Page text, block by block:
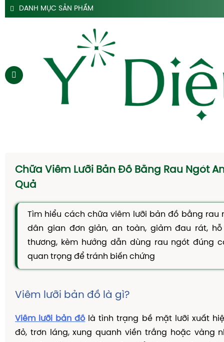
DANH MỤC SẢN PHẨM
SẢN PHẨM HỖ TRỢ DẠ DÀY Y DIỆU
SẢN PHẨM ĐẠI TRÀNG TÁO BÓN Y DIỆU
SẢN PHẨM HÀ THỦ Ô
SẢN PHẨM TAM THẤT Y DIỆU
SIRO HO
CAO DẠ CẨM
HÀ THỦ Ô
TAM THẤT MẬT ONG
CAO DÂY THÌA CANH
DẦU GỘI THẢO DƯỢC
Kiến Thức Về Ho
Kiến Thức Về Dạ Dày
Kiến Thức Về Đại Tràng
Chữa Viêm Lưỡi Bản Đồ Bằng Rau Ngót
Quả
Tìm hiểu cách chữa viêm lưỡi bản đồ bằng rau
dân gian đơn giản, an toàn, giảm đau rát,
thương, kèm hướng dẫn dùng rau ngót đúng
quan trọng để tránh biến chứng
Viêm lưỡi bản đồ là gì?
Viêm lưỡi bản đồlà tình trạng bề mặt lưỡi xuất
đỏ, trơn láng, xung quanh viền trắng hoặc vàng